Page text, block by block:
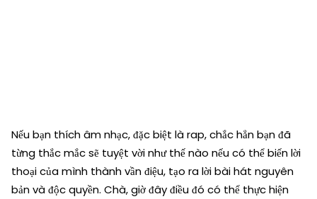
Nếu bạn thích âm nhạc, đặc biệt là rap, chắc hẳn bạn đã
từng thắc mắc sẽ tuyệt vời như thế nào nếu có thể biến lời
thoại của mình thành vần điệu, tạo ra lời bài hát nguyên
bản và độc quyền. Chà, giờ đây điều đó có thể thực hiện